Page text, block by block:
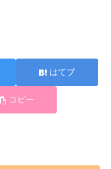
はてブ
コピー